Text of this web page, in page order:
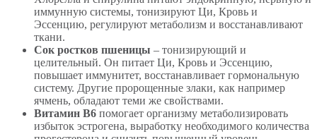
иммунную системы, тонизируют Ци, Кровь и
Эссенцию, регулируют метаболизм и восстанавливают
ткани.
Сок ростков пшеницы – тонизирующий и
целительный. Он питает Ци, Кровь и Эссенцию,
повышает иммунитет, восстанавливает гормональную
систему. Другие пророщенные злаки, как например
ячмень, обладают теми же свойствами.
Витамин В6 помогает организму метаболизировать
избыток эстрогена, выработку необходимого количества